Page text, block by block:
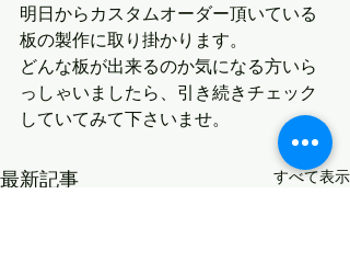
明日からカスタムオーダー頂いている
板の製作に取り掛かります。
どんな板が出来るのか気になる方いら
っしゃいましたら、引き続きチェック
していてみて下さいませ。
最新記事 すべて表示